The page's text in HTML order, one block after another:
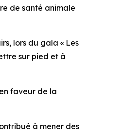
de santé animale
lors du gala « Les
sur pied et à
faveur de la
à mener des